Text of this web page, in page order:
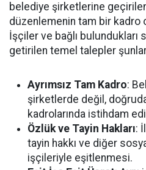
belediye şirketlerine
düzenlemenin tam bir kadro
İşçiler ve bağlı bulundukları
getirilen temel talepler
Ayrımsız Tam Kadro:
şirketlerde değil,
kadrolarında istihdam
Özlük ve Tayin Hakları:
tayin hakkı ve diğer
işçileriyle eşitlenmesi.